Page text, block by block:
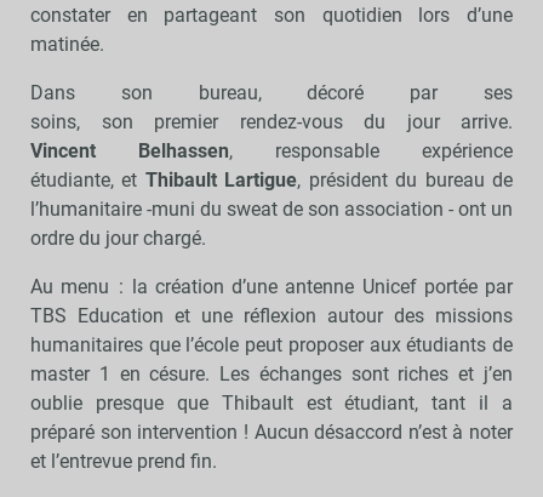
constater en partageant son quotidien lors d’une
matinée.
Dans son bureau, décoré par ses
soins, son premier rendez-vous du jour arrive.
Vincent Belhassen, responsable expérience
étudiante, et Thibault Lartigue, président du bureau de
l’humanitaire -muni du sweat de son association - ont un
ordre du jour chargé.
Au menu : la création d’une antenne Unicef portée par
TBS Education et une réflexion autour des missions
humanitaires que l’école peut proposer aux étudiants de
master 1 en césure. Les échanges sont riches et j’en
oublie presque que Thibault est étudiant, tant il a
préparé son intervention ! Aucun désaccord n’est à noter
et l’entrevue prend fin.